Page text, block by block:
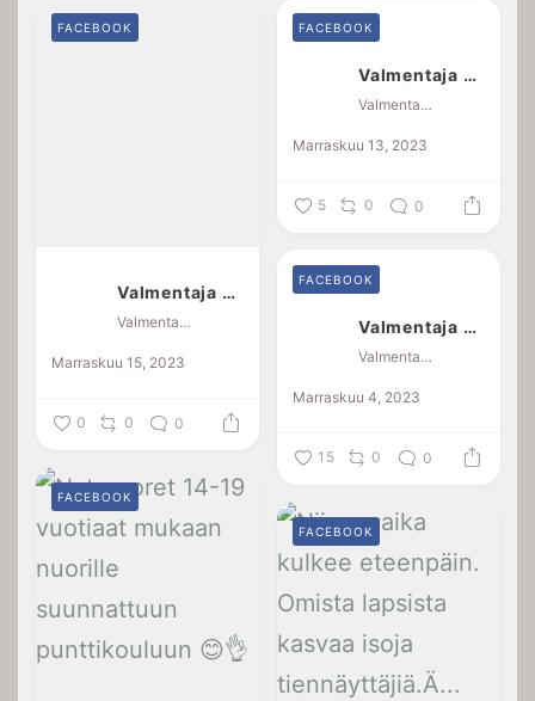
Valmentaja Jaana Kotkansalo
Valmentaja Jaana Kotkansalo
Marraskuu 15, 2023
FACEBOOK
0 0 0
Valmentaja Jaana Kotkansalo
Valmentaja Jaana Kotkansalo
Marraskuu 13, 2023
FACEBOOK
5 0 0
Valmentaja Jaana Kotkansalo
Valmentaja Jaana Kotkansalo
Marraskuu 4, 2023
FACEBOOK
15 0 0
FACEBOOK
FACEBOOK